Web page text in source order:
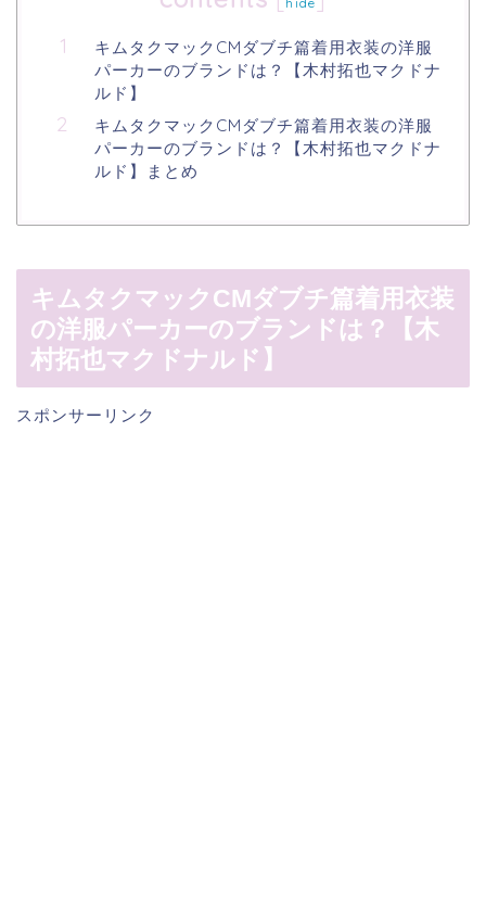
キムタクマックCMダブチ篇着用衣装の洋服
パーカーのブランドは？【木村拓也マクドナ
ルド】
キムタクマックCMダブチ篇着用衣装の洋服
パーカーのブランドは？【木村拓也マクドナ
ルド】まとめ
キムタクマックCMダブチ篇着用衣装
の洋服パーカーのブランドは？【木
村拓也マクドナルド】
スポンサーリンク